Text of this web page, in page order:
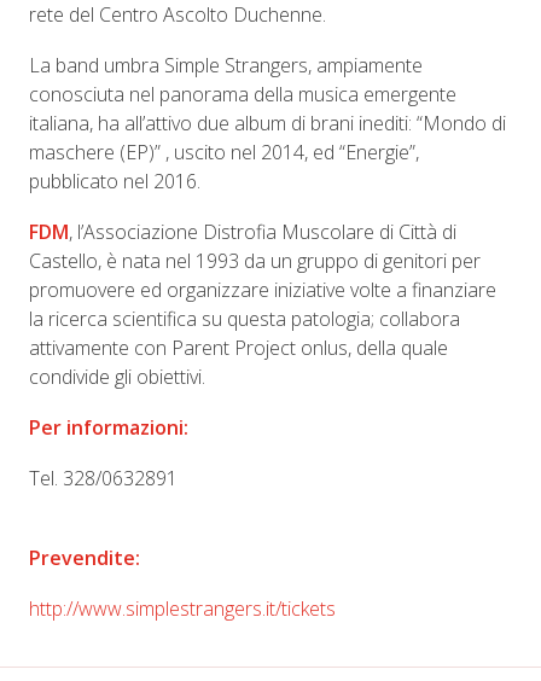
rete del Centro Ascolto Duchenne.
La band umbra Simple Strangers, ampiamente
conosciuta nel panorama della musica emergente
italiana, ha all’attivo due album di brani inediti: “Mondo di
maschere (EP)” , uscito nel 2014, ed “Energie”,
pubblicato nel 2016.
FDM, l’Associazione Distrofia Muscolare di Città di
Castello, è nata nel 1993 da un gruppo di genitori per
promuovere ed organizzare iniziative volte a finanziare
la ricerca scientifica su questa patologia; collabora
attivamente con Parent Project onlus, della quale
condivide gli obiettivi.
Per informazioni:
Tel. 328/0632891
Prevendite:
http://www.simplestrangers.it/tickets